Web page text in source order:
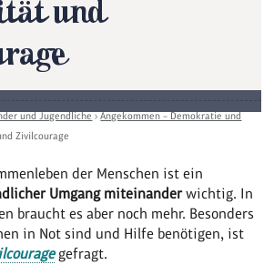
und
und Jugendliche›Angekommen – Demokratie und
Zivilcourage
der Menschen ist ein
Umgang miteinanderwichtig. In
braucht es aber noch mehr. Besonders
in Not sind und Hilfe benötigen, ist
gefragt.